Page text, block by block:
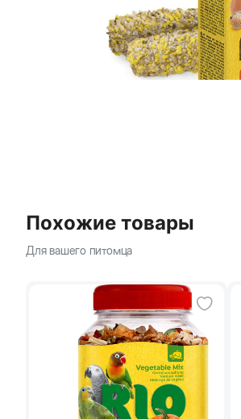
Похожие товары
Для вашего питомца